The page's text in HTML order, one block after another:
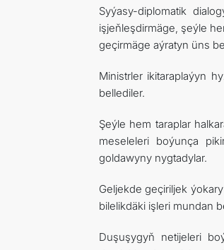
Syýasy-diplomatik
işjeňleşdirmäge, şeýle
geçirmäge aýratyn üns
Ministrler ikitaraplaýyn
bellediler.
Şeýle hem taraplar
meseleleri boýunça
goldawyny nygtadylar.
Geljekde geçiriljek
bilelikdäki işleri mundan
Duşuşygyň netijeleri